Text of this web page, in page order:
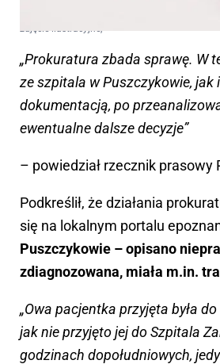
„Prokuratura zbada sprawę. W
ze szpitala w Puszczykowie,
dokumentacją, po
ewentualne dalsze decyzje”
– powiedział rzecznik
Podkreślił, że działania
się na lokalnym portalu
Puszczykowie – opisano
zdiagnozowana, miała m.in.
„Owa pacjentka przyjęta była
jak nie przyjęto jej do Szpitala
godzinach dopołudniowych,